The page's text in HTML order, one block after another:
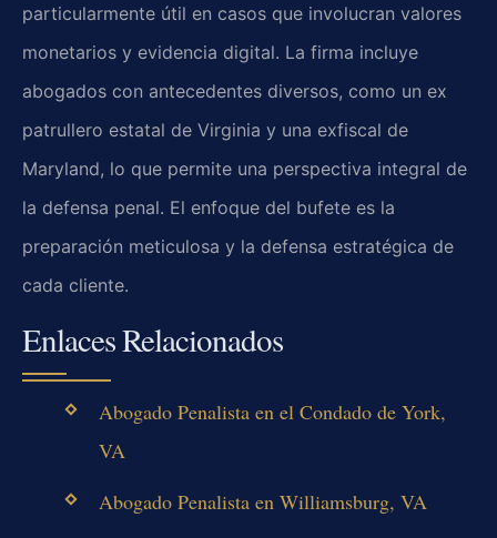
particularmente útil en casos que involucran valores
monetarios y evidencia digital. La firma incluye
abogados con antecedentes diversos, como un ex
patrullero estatal de Virginia y una exfiscal de
Maryland, lo que permite una perspectiva integral de
la defensa penal. El enfoque del bufete es la
preparación meticulosa y la defensa estratégica de
cada cliente.
Enlaces Relacionados
Abogado Penalista en el Condado de York,
VA
Abogado Penalista en Williamsburg, VA